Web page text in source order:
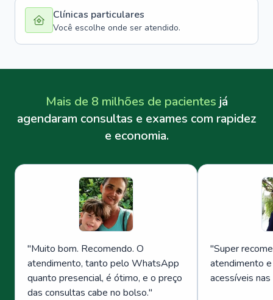
Clínicas particulares
Você escolhe onde ser atendido.
Mais de 8 milhões de pacientes já
agendaram consultas e exames com rapidez
e economia.
"Muito bom. Recomendo. O
atendimento, tanto pelo WhatsApp
quanto presencial, é ótimo, e o preço
das consultas cabe no bolso."
"Super
atendimento
acessíveis